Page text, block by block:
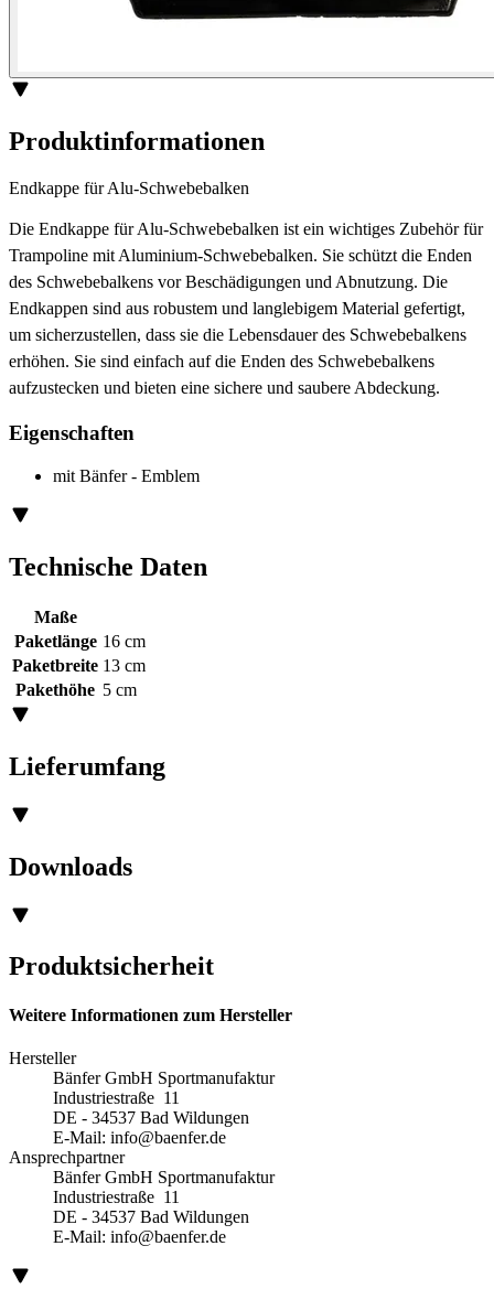
Produktinformationen
Endkappe für Alu-Schwebebalken
Die Endkappe für Alu-Schwebebalken ist ein wichtiges Zubehör für
Trampoline mit Aluminium-Schwebebalken. Sie schützt die Enden
des Schwebebalkens vor Beschädigungen und Abnutzung. Die
Endkappen sind aus robustem und langlebigem Material gefertigt,
um sicherzustellen, dass sie die Lebensdauer des Schwebebalkens
erhöhen. Sie sind einfach auf die Enden des Schwebebalkens
aufzustecken und bieten eine sichere und saubere Abdeckung.
Eigenschaften
mit Bänfer - Emblem
Technische Daten
Maße
Paketlänge 16 cm
Paketbreite 13 cm
Pakethöhe 5 cm
Lieferumfang
Downloads
Produktsicherheit
Weitere Informationen zum Hersteller
Hersteller
Bänfer GmbH Sportmanufaktur
Industriestraße 11
DE - 34537 Bad Wildungen
E-Mail: info@baenfer.de
Ansprechpartner
Bänfer GmbH Sportmanufaktur
Industriestraße 11
DE - 34537 Bad Wildungen
E-Mail: info@baenfer.de